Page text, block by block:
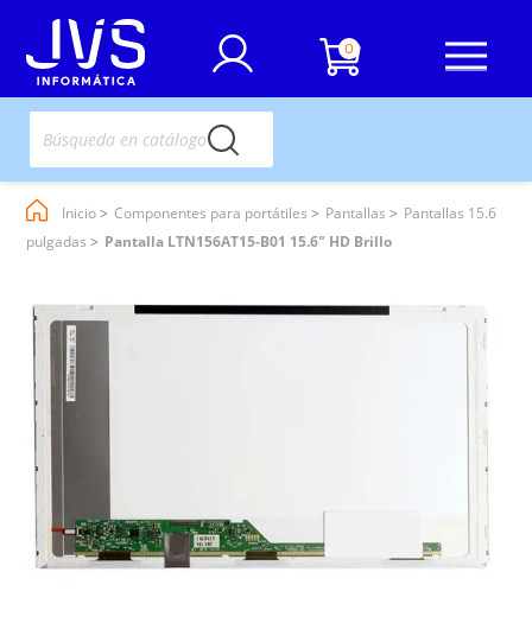
0
Inicio Componentes para portátiles Pantallas
Pantallas 15.6
pulgadas
Pantalla LTN156AT15-B01 15.6" HD Brillo